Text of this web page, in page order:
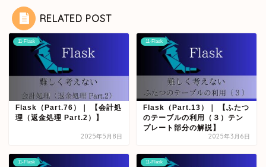
RELATED POST
11-Flask
Flask（Part.76）｜ 【会計処
理（返金処理 Part.2）】
2025年5月8日
11-Flask
Flask（Part.13）｜ 【ふたつ
のテーブルの利用（３）テン
プレート部分の解説】
2025年3月6日
11-Flask 11-Flask